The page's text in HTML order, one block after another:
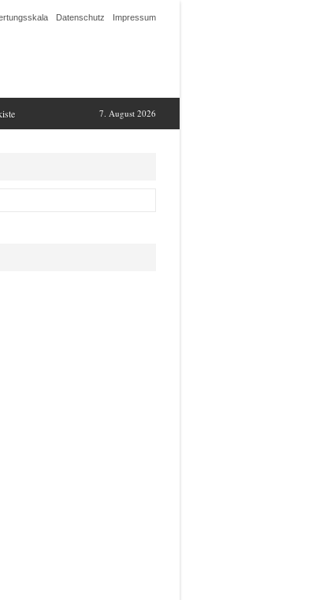
Datenschutz Impressum
7. August 2026